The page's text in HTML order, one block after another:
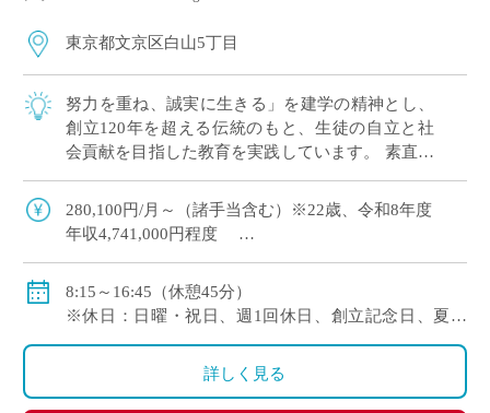
東京都文京区白山5丁目
努力を重ね、誠実に生きる」を建学の精神とし、
創立120年を超える伝統のもと、生徒の自立と社
会貢献を目指した教育を実践しています。 素直で
ち着いた校風です。
280,100円/月～（諸手当含む）※22歳、令和8年度
年収4,741,000円程度
【モデル給与】30歳：月給 353,010円（基本給324,700
円） 年収5,989,000円程度
・通勤手当：有り（5万円まで）
・その他手当：有り
8:15～16:45（休憩45分）
※休日：日曜・祝日、週1回休日、創立記念日、夏季
※年間休日数126日（令和8年度）
詳しく見る